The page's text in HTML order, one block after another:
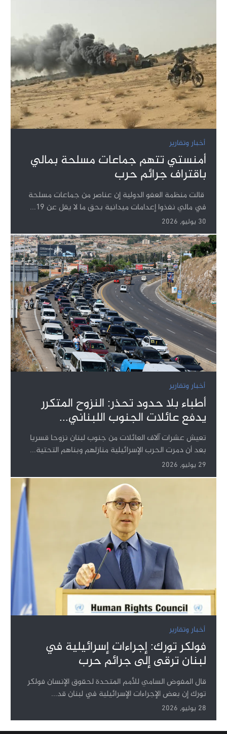
أخبار وتقارير
أمنستي تتهم جماعات مسلحة بمالي
باقتراف جرائم حرب
قالت منظمة العفو الدولية إن عناصر من جماعات مسلحة
في مالي نفذوا إعدامات ميدانية بحق ما لا يقل عن 19...
30 يوليو, 2026
أخبار وتقارير
أطباء بلا حدود تحذر: النزوح المتكرر
يدفع عائلات الجنوب اللبناني...
تعيش عشرات آلاف العائلات من جنوب لبنان نزوحا قسريا
بعد أن دمرت الحرب الإسرائيلية منازلهم وبناهم التحتية...
29 يوليو, 2026
أخبار وتقارير
فولكر تورك: إجراءات إسرائيلية في
لبنان ترقى إلى جرائم حرب
قال المفوض السامي للأمم المتحدة لحقوق الإنسان فولكر
تورك إن بعض الإجراءات الإسرائيلية في لبنان قد...
28 يوليو, 2026